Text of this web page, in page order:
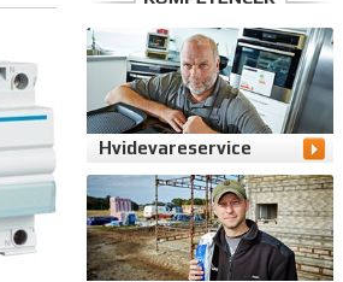
Hvidevareservice